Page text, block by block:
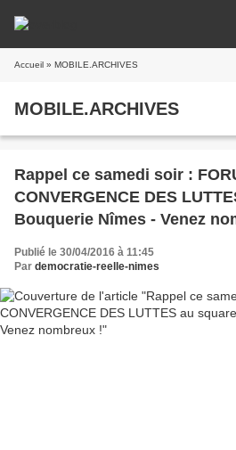
Accueil » MOBILE.ARCHIVES
MOBILE.ARCHIVES
Rappel ce samedi soir :
CONVERGENCE DES
Bouquerie Nîmes - Venez
Publié le 30/04/2016 à 11:45
Par democratie-reelle-nimes